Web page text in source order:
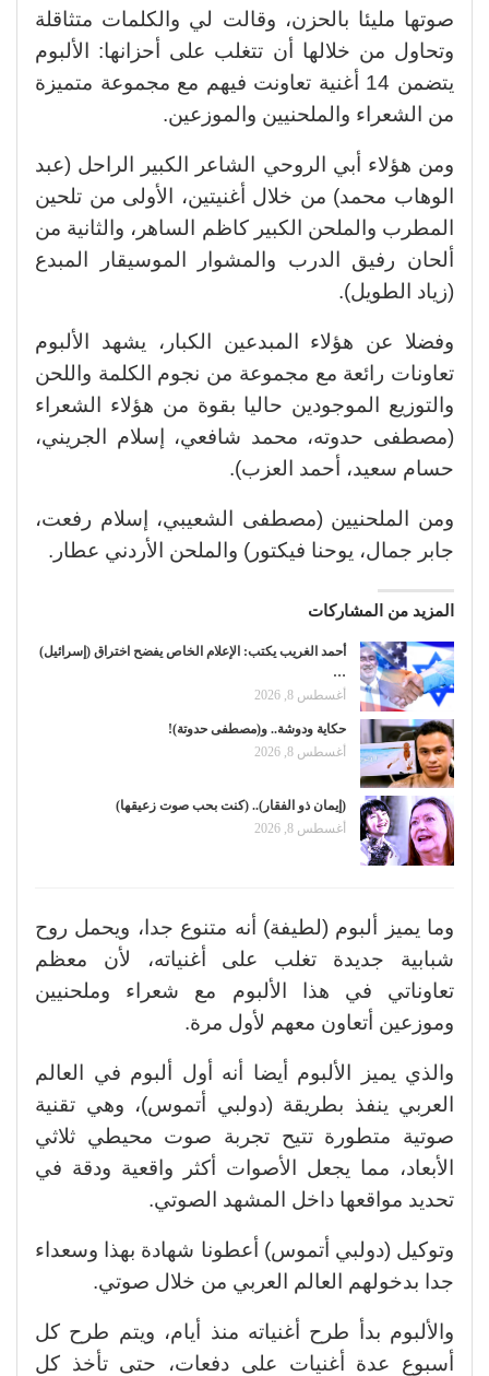
صوتها مليئا بالحزن، وقالت لي والكلمات متثاقلة
وتحاول من خلالها أن تتغلب على أحزانها: الألبوم
يتضمن 14 أغنية تعاونت فيهم مع مجموعة متميزة
من الشعراء والملحنيين والموزعين.
ومن هؤلاء أبي الروحي الشاعر الكبير الراحل (عبد
الوهاب محمد) من خلال أغنيتين، الأولى من تلحين
المطرب والملحن الكبير كاظم الساهر، والثانية من
ألحان رفيق الدرب والمشوار الموسيقار المبدع
(زياد الطويل).
وفضلا عن هؤلاء المبدعين الكبار، يشهد الألبوم
تعاونات رائعة مع مجموعة من نجوم الكلمة واللحن
والتوزيع الموجودين حاليا بقوة من هؤلاء الشعراء
(مصطفى حدوته، محمد شافعي، إسلام الجريني،
حسام سعيد، أحمد العزب).
ومن الملحنيين (مصطفى الشعيبي، إسلام رفعت،
جابر جمال، يوحنا فيكتور) والملحن الأردني عطار.
المزيد من المشاركات
أحمد الغريب يكتب: الإعلام الخاص يفضح اختراق (إسرائيل)
…
أغسطس 8, 2026
حكاية ودوشة.. و(مصطفى حدوتة)!
أغسطس 8, 2026
(إيمان ذو الفقار).. (كنت بحب صوت زعيقها)
أغسطس 8, 2026
وما يميز ألبوم (لطيفة) أنه متنوع جدا، ويحمل روح
شبابية جديدة تغلب على أغنياته، لأن معظم
تعاوناتي في هذا الألبوم مع شعراء وملحنيين
وموزعين أتعاون معهم لأول مرة.
والذي يميز الألبوم أيضا أنه أول ألبوم في العالم
العربي ينفذ بطريقة (دولبي أتموس)، وهي تقنية
صوتية متطورة تتيح تجربة صوت محيطي ثلاثي
الأبعاد، مما يجعل الأصوات أكثر واقعية ودقة في
تحديد مواقعها داخل المشهد الصوتي.
وتوكيل (دولبي أتموس) أعطونا شهادة بهذا وسعداء
جدا بدخولهم العالم العربي من خلال صوتي.
والألبوم بدأ طرح أغنياته منذ أيام، ويتم طرح كل
أسبوع عدة أغنيات على دفعات، حتى تأخذ كل